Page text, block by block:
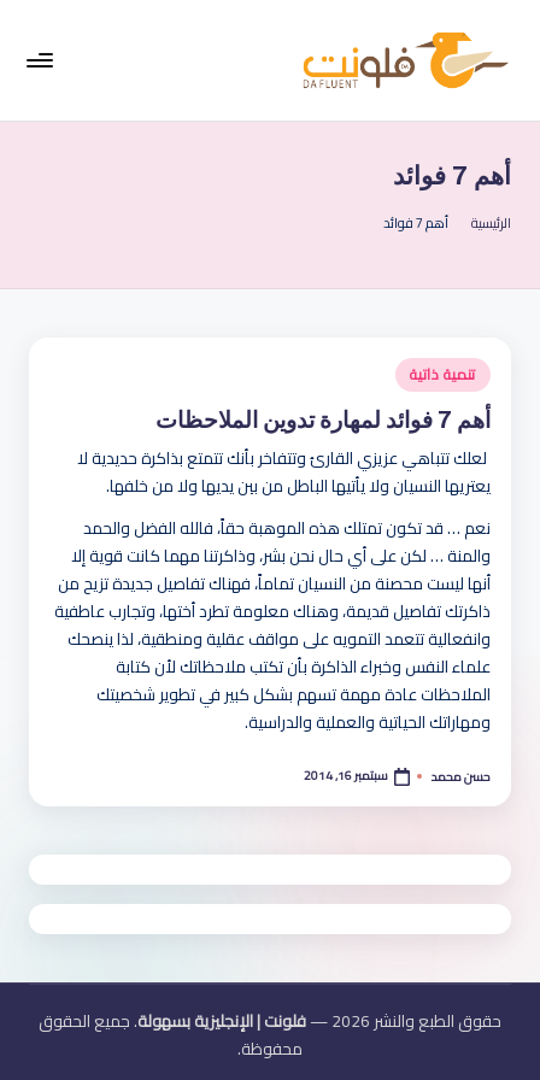
ون
ت
|
زي
هو
لة
في
تعليم
اللغة
أهم 7 فوائد
الرئيسية أهم 7 فوائد
نُشر
في
تنمية ذاتية
أهم 7 فوائد لمهارة تدوين الملاحظات
لعلك تتباهي عزيزي القارئ وتتفاخر بأنك تتمتع بذاكرة حديدية لا
يعتريها النسيان ولا يأتيها الباطل من بين يديها ولا من خلفها.
نعم … قد تكون تمتلك هذه الموهبة حقاً، فالله الفضل والحمد
والمنة … لكن على أي حال نحن بشر، وذاكرتنا مهما كانت قوية إلا
أنها ليست محصنة من النسيان تماماً، فهناك تفاصيل جديدة تزيح من
ذاكرتك تفاصيل قديمة، وهناك معلومة تطرد أختها، وتجارب عاطفية
وانفعالية تتعمد التمويه على مواقف عقلية ومنطقية، لذا ينصحك
علماء النفس وخبراء الذاكرة بأن تكتب ملاحظاتك لأن كتابة
الملاحظات عادة مهمة تسهم بشكل كبير في تطوير شخصيتك
ومهاراتك الحياتية والعملية والدراسية.
تمّ
بواسطة
حسن محمد سبتمبر 16, 2014
حقوق الطبع والنشر 2026 — فلونت | الإنجليزية بسهولة. جميع الحقوق
محفوظة.